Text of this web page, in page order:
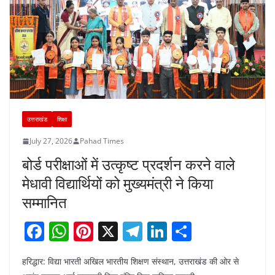
उत्तराखंड शिक्षा
July 27, 2026 Pahad Times
बोर्ड परीक्षाओं में उत्कृष्ट प्रदर्शन करने वाले
मेधावी विद्यार्थियों को मुख्यमंत्री ने किया
सम्मानित
F
a
W
h
Pi
nt
X T
el
Li
h
हरिद्धार: विद्या भारती अखिल भारतीय शिक्षण संस्थान, उत्तराखंड की ओर से